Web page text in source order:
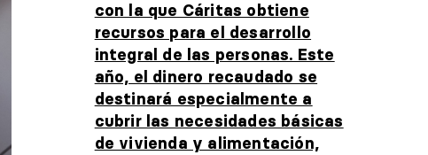
con la que Cáritas obtiene
recursos para el desarrollo
integral de las personas. Este
año, el dinero recaudado se
destinará especialmente a
cubrir las necesidades básicas
de vivienda y alimentación,